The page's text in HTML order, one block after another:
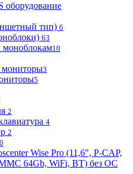
оборудование
тип) 6
63
моноблокам10
мониторы3
5
2
4
2